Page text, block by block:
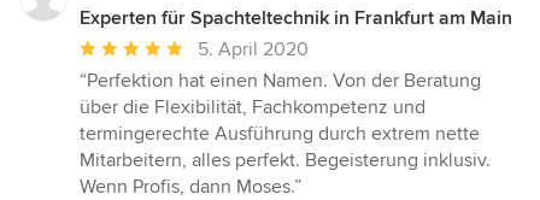
Experten für Spachteltechnik in Frankfurt am Main
Durchschnittliche
Bewertung:
5
von
5
Sternen
5. April 2020
“Perfektion hat einen Namen. Von der Beratung
über die Flexibilität, Fachkompetenz und
termingerechte Ausführung durch extrem nette
Mitarbeitern, alles perfekt. Begeisterung inklusiv.
Wenn Profis, dann Moses.”